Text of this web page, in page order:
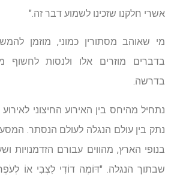
אשרי חלקנו שזכינו לשמוע דבר זה."
מי שאוהב מסתורין כמוני, מוזמן
בדברים מוזרים אלו ולנסות לחשוף
בדרשה.
נתחיל מהיחס בין האירוע החיצוני לאירוע
נתק בין עולם הנגלה לעולם הנסתר.
בנופי הארץ, מהווים עבורם הזדמנויות
שבתוך הנגלה. "דּוֹמֶה דוֹדִי לִצְבִי אוֹ